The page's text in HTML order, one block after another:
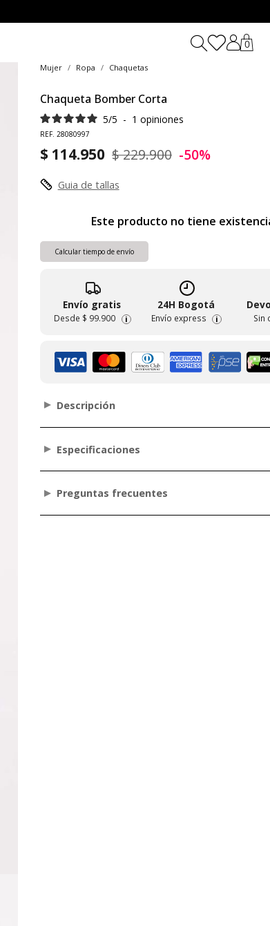
0
Mujer Ropa Chaquetas
Chaqueta Bomber Corta
5/5 - 1opiniones
REF. 28080997
$ 114.950 $ 229.900 -50%
Guia de tallas
Este producto no tiene
Calcular tiempo de envío
Envío gratis
Desde $ 99.900 i
24H Bogotá
Envío express i Sin
Descripción
Especificaciones
Preguntas frecuentes